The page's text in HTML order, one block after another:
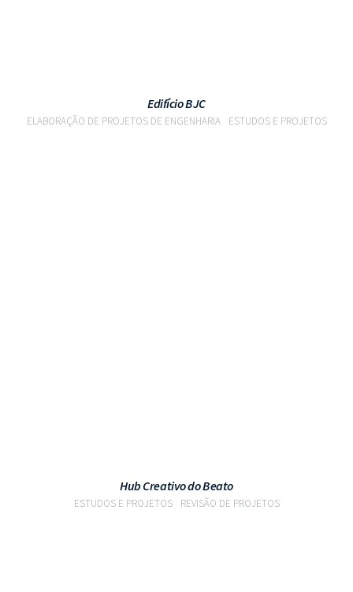
Edifício BJC
ELABORAÇÃO DE PROJETOS DE ENGENHARIA ESTUDOS E PROJETOS
Hub Creativo do Beato
ESTUDOS E PROJETOS REVISÃO DE PROJETOS